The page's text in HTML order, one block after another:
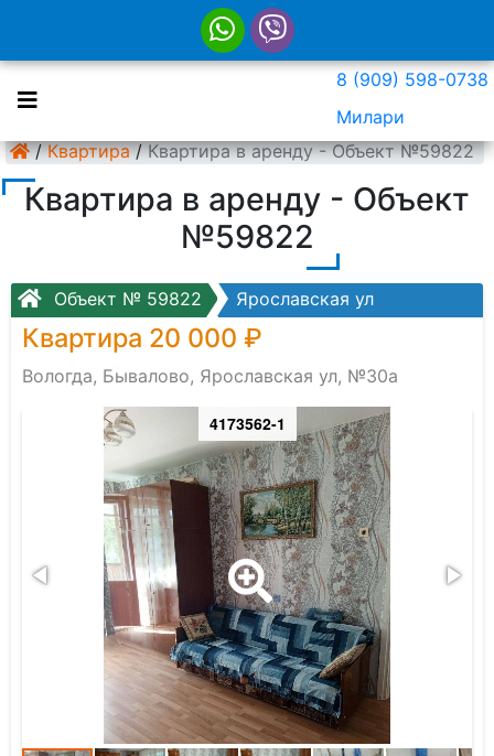
8 (909) 598-0738
Милари
/ Квартира / Квартира в аренду - Объект №59822
Квартира в аренду - Объект
№59822
Объект № 59822 Ярославская ул
Квартира 20 000 ₽
Вологда, Бывалово, Ярославская ул, №30а
4173562-1